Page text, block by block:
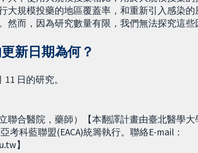
大規模投藥的地區覆蓋率，和重新引入感染
然而，因為研究數量有限，我們無法探究這些
新日期為何？
日的研究。
聯合醫院，藥師）【本翻譯計畫由臺北醫學
考科藍聯盟(EACA)統籌執行。聯絡E-mail：
】